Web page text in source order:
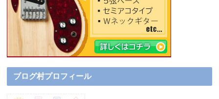
ブログ村プロフィール